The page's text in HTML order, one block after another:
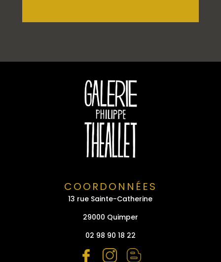
COORDONNÉES
13 rue Sainte-Catherine
29000 Quimper
02 98 90 18 22